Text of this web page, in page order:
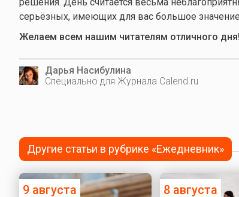
серьёзных, имеющих для вас большое
Желаем всем нашим читателям отличного дня!
Дарья Насибулина
Специально для Журнала Calend.ru
Другие статьи в рубрике «Ежедневник»
9 августа 8 августа